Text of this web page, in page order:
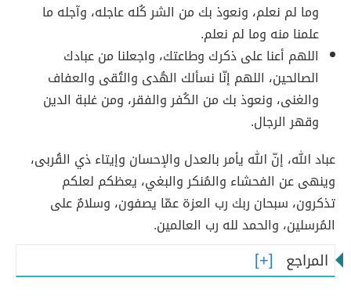
وما لم نعلم، ونعوذ بك من الشر كُله عاجله، وآجله ما
علمنا منه وما لم نعلم.
اللهم أعنا على ذكرك وطاعتك، واجعلنا من عبادك
الصالحين، اللهم إنّا نسألك الهُدى والتُقى والعفاف
والغنى، ونعوذ بك من الكُفر والفقر، ومن غلبة الدين
وقهر الرجال.
عباد الله، إنّ الله يأمر بالعدل والإحسان وإيتاء ذي القُربى،
وينهى عن الفحشاء والمُنكر والبغي، يعظكم لعلكم
تذكرون، سبحان ربك رب العزة عمّا يصفون، وسلامٌ على
المُرسلين، والحمد لله رب العالمين.
المراجع